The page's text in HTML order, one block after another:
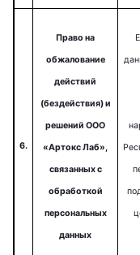
6.
Право на
обжалование
действий
(бездействия) и
решений ООО
«Артокс Лаб»,
связанных с
обработкой
персональных
данных